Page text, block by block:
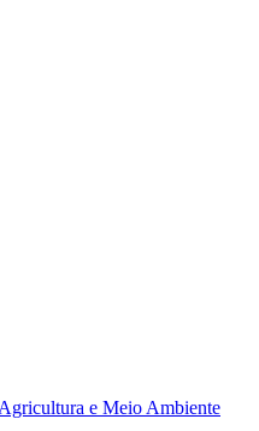
e Meio Ambiente